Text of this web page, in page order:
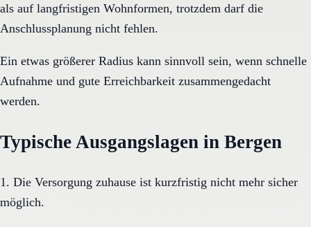
als auf langfristigen Wohnformen, trotzdem darf die
Anschlussplanung nicht fehlen.
Ein etwas größerer Radius kann sinnvoll sein, wenn schnelle
Aufnahme und gute Erreichbarkeit zusammengedacht
werden.
Typische Ausgangslagen in Bergen
1. Die Versorgung zuhause ist kurzfristig nicht mehr sicher
möglich.